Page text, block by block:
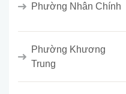
Phường Nhân Chính
Phường Khương
Trung